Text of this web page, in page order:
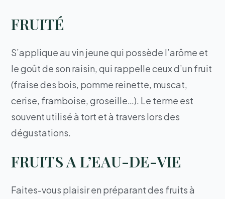
FRUITÉ
S’applique au vin jeune qui possède l’arôme et
le goût de son raisin, qui rappelle ceux d’un fruit
(fraise des bois, pomme reinette, muscat,
cerise, framboise, groseille…). Le terme est
souvent utilisé à tort et à travers lors des
dégustations.
FRUITS A L’EAU-DE-VIE
Faites-vous plaisir en préparant des fruits à